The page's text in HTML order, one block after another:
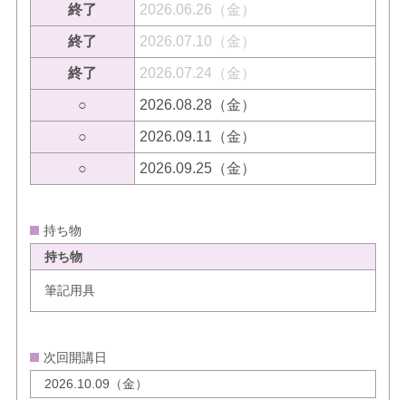
終了 2026.06.26（金）
終了 2026.07.10（金）
終了 2026.07.24（金）
○ 2026.08.28（金）
○ 2026.09.11（金）
○ 2026.09.25（金）
持ち物
持ち物
筆記用具
次回開講日
2026.10.09（金）